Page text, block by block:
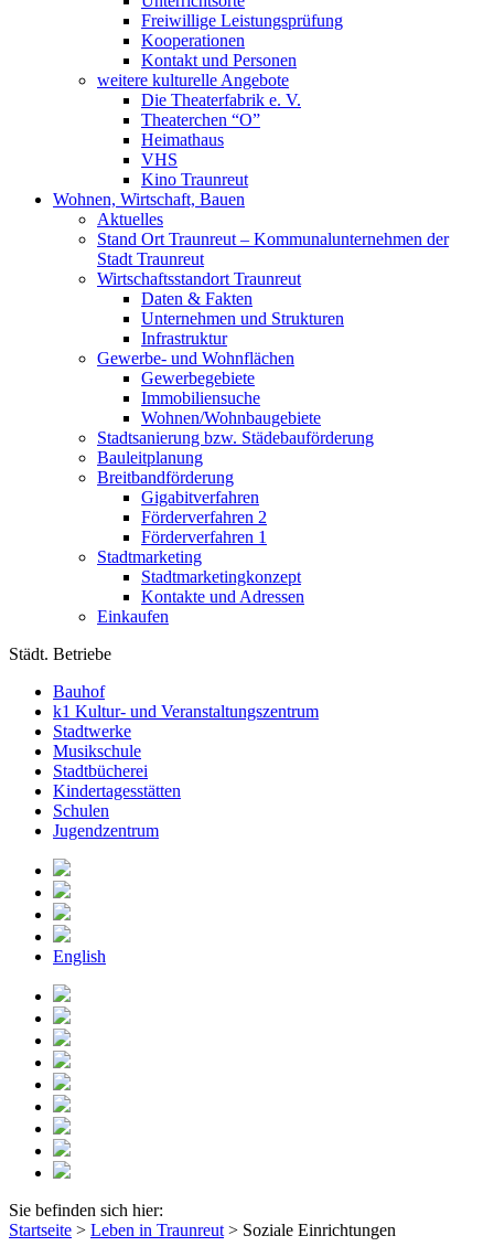
Freiwillige Leistungsprüfung
Kooperationen
Kontakt und Personen
weitere kulturelle Angebote
Die Theaterfabrik e. V.
Theaterchen “O”
Heimathaus
VHS
Kino Traunreut
Wohnen, Wirtschaft, Bauen
Aktuelles
Stand Ort Traunreut – Kommunalunternehmen der
Stadt Traunreut
Wirtschaftsstandort Traunreut
Daten & Fakten
Unternehmen und Strukturen
Infrastruktur
Gewerbe- und Wohnflächen
Gewerbegebiete
Immobiliensuche
Wohnen/Wohnbaugebiete
Stadtsanierung bzw. Städebauförderung
Bauleitplanung
Breitbandförderung
Gigabitverfahren
Förderverfahren 2
Förderverfahren 1
Stadtmarketing
Stadtmarketingkonzept
Kontakte und Adressen
Einkaufen
Städt. Betriebe
Bauhof
k1 Kultur- und Veranstaltungszentrum
Stadtwerke
Musikschule
Stadtbücherei
Kindertagesstätten
Schulen
Jugendzentrum
English
Sie befinden sich hier:
Startseite > Leben in Traunreut > Soziale Einrichtungen